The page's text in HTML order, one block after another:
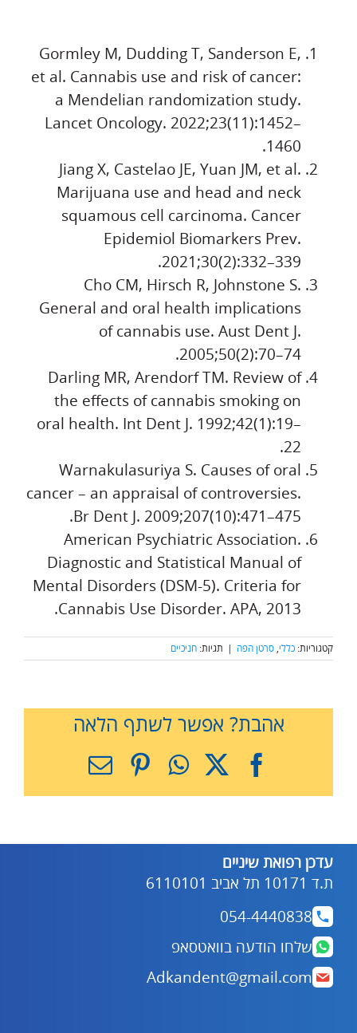
Gormley M, Dudding T, Sanderson E,
et al. Cannabis use and risk of cancer:
a Mendelian randomization study.
Lancet Oncology. 2022;23(11):1452–
1460.
Jiang X, Castelao JE, Yuan JM, et al.
Marijuana use and head and neck
squamous cell carcinoma. Cancer
Epidemiol Biomarkers Prev.
2021;30(2):332–339.
Cho CM, Hirsch R, Johnstone S.
General and oral health implications
of cannabis use. Aust Dent J.
2005;50(2):70–74.
Darling MR, Arendorf TM. Review of
the effects of cannabis smoking on
oral health. Int Dent J. 1992;42(1):19–
22.
Warnakulasuriya S. Causes of oral
cancer – an appraisal of controversies.
Br Dent J. 2009;207(10):471–475.
American Psychiatric Association.
Diagnostic and Statistical Manual of
Mental Disorders (DSM-5). Criteria for
Cannabis Use Disorder. APA, 2013.
קטגוריות: כללי,סרטן הפה | תגיות: חניכיים
אהבת? אפשר לשתף הלאה
Facebook
X
WhatsApp
Pinterest
כתובת
עדכן רפואת שיניים
ת.ד 10171 תל אביב 6110101
054-4440838
שלחו הודעה בוואטסאפ
Adkandent@gmail.com